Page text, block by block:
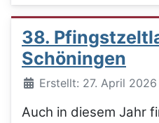
38.
Schöningen
DetailsErstellt: 27. April 2026
Auch in diesem Jahr